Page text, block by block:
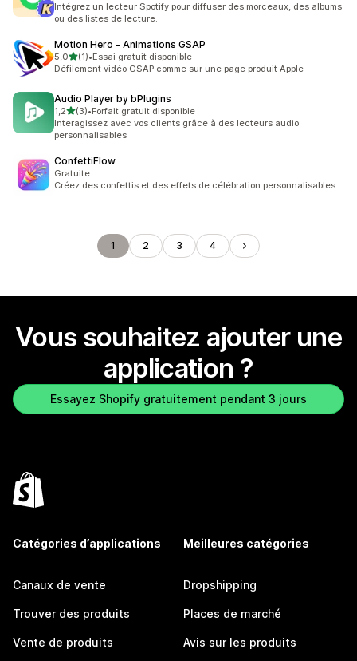
Intégrez un lecteur Spotify pour diffuser des morceaux, des albums
ou des listes de lecture.
Motion Hero ‑ Animations GSAP
5,0étoile(s) sur 5
(1)
1 avis au total
•Essai gratuit disponible
Défilement vidéo GSAP comme sur une page produit Apple
Audio Player by bPlugins
1,2étoile(s) sur 5
(3)
3 avis au total
•Forfait gratuit disponible
Interagissez avec vos clients grâce à des lecteurs audio
personnalisables
ConfettiFlow
Gratuite
Créez des confettis et des effets de célébration personnalisables
1 2 3 4
Vous souhaitez ajouter une
application ?
Essayez Shopify gratuitement pendant 3 jours
Catégories d’applications
Canaux de vente
Trouver des produits
Vente de produits
Meilleures catégories
Dropshipping
Places de marché
Avis sur les produits